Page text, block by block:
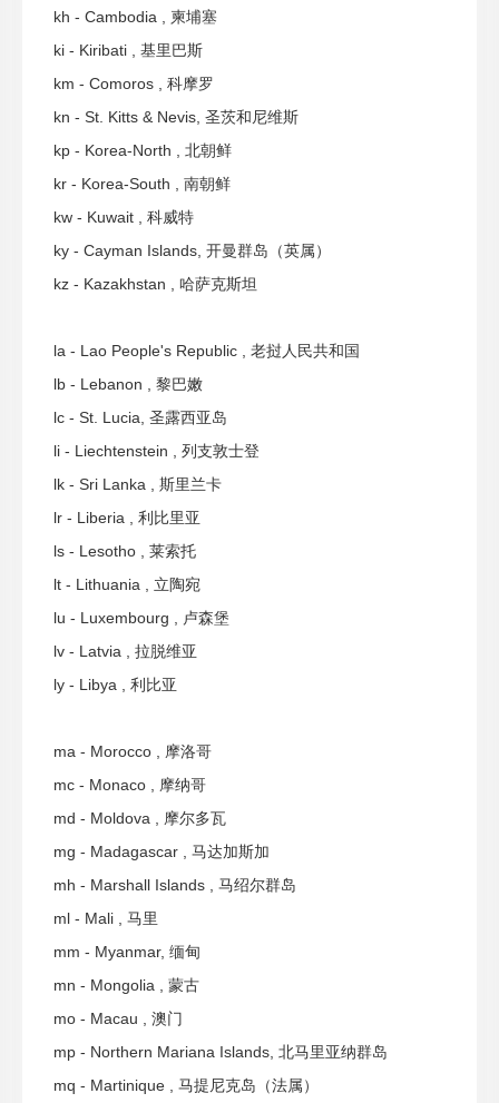
kh - Cambodia , 柬埔塞
ki - Kiribati , 基里巴斯
km - Comoros , 科摩罗
kn - St. Kitts & Nevis, 圣茨和尼维斯
kp - Korea-North , 北朝鲜
kr - Korea-South , 南朝鲜
kw - Kuwait , 科威特
ky - Cayman Islands, 开曼群岛（英属）
kz - Kazakhstan , 哈萨克斯坦
la - Lao People's Republic , 老挝人民共和国
lb - Lebanon , 黎巴嫩
lc - St. Lucia, 圣露西亚岛
li - Liechtenstein , 列支敦士登
lk - Sri Lanka , 斯里兰卡
lr - Liberia , 利比里亚
ls - Lesotho , 莱索托
lt - Lithuania , 立陶宛
lu - Luxembourg , 卢森堡
lv - Latvia , 拉脱维亚
ly - Libya , 利比亚
ma - Morocco , 摩洛哥
mc - Monaco , 摩纳哥
md - Moldova , 摩尔多瓦
mg - Madagascar , 马达加斯加
mh - Marshall Islands , 马绍尔群岛
ml - Mali , 马里
mm - Myanmar, 缅甸
mn - Mongolia , 蒙古
mo - Macau , 澳门
mp - Northern Mariana Islands, 北马里亚纳群岛
mq - Martinique , 马提尼克岛（法属）